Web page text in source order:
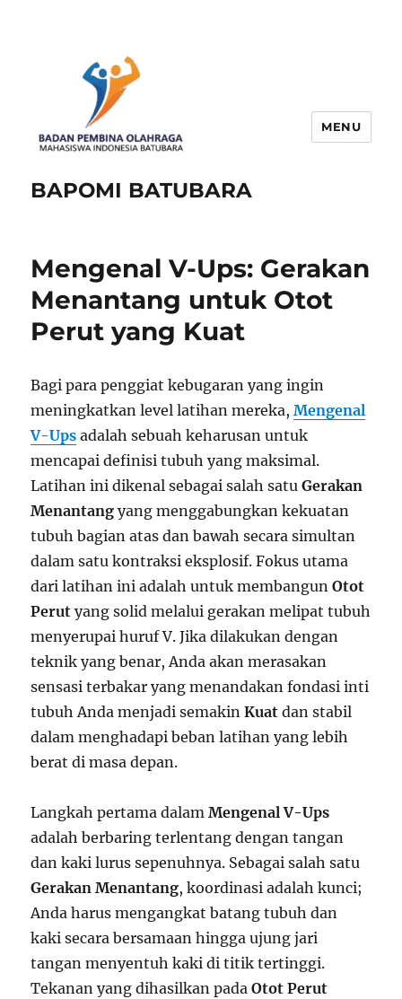
BAPOMI BATUBARA
MENU
Mengenal V-Ups: Gerakan
Menantang untuk Otot
Perut yang Kuat
Bagi para penggiat kebugaran yang ingin
meningkatkan level latihan mereka,Mengenal
V-Ups adalah sebuah keharusan untuk
mencapai definisi tubuh yang maksimal.
Latihan ini dikenal sebagai salah satuGerakan
Menantang yang menggabungkan kekuatan
tubuh bagian atas dan bawah secara simultan
dalam satu kontraksi eksplosif. Fokus utama
dari latihan ini adalah untuk membangunOtot
Perut yang solid melalui gerakan melipat tubuh
menyerupai huruf V. Jika dilakukan dengan
teknik yang benar, Anda akan merasakan
sensasi terbakar yang menandakan fondasi inti
tubuh Anda menjadi semakinKuat dan stabil
dalam menghadapi beban latihan yang lebih
berat di masa depan.
Langkah pertama dalamMengenal V-Ups
adalah berbaring terlentang dengan tangan
dan kaki lurus sepenuhnya. Sebagai salah satu
Gerakan Menantang, koordinasi adalah kunci;
Anda harus mengangkat batang tubuh dan
kaki secara bersamaan hingga ujung jari
tangan menyentuh kaki di titik tertinggi.
Tekanan yang dihasilkan padaOtot Perut